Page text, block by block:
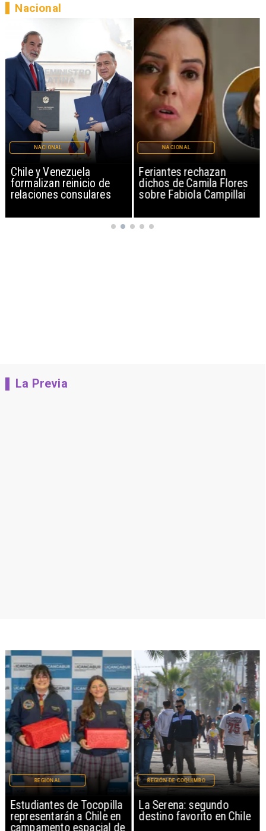
Chile y Venezuela
formalizan reinicio de
relaciones consulares
NACIONAL
Feriantes rechazan
dichos de Camila Flores
sobre Fabiola Campillai
NACIONAL
Nacional
La Previa
Estudiantes de Tocopilla
representarán a Chile en
campamento espacial de
REGIONAL
La Serena: segundo
destino favorito en Chile
REGIÓN DE COQUIMBO